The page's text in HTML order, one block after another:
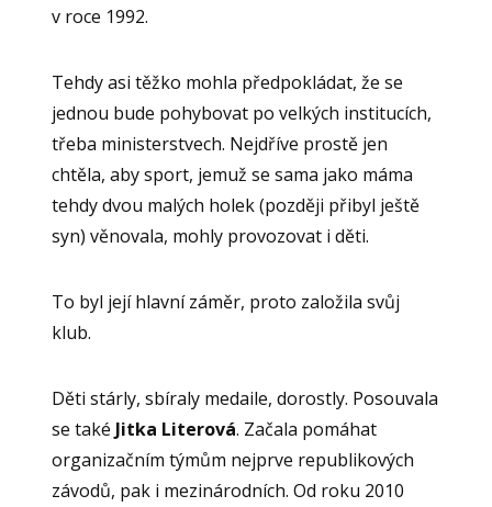
v roce 1992.
Tehdy asi těžko mohla předpokládat, že se
jednou bude pohybovat po velkých institucích,
třeba ministerstvech. Nejdříve prostě jen
chtěla, aby sport, jemuž se sama jako máma
tehdy dvou malých holek (později přibyl ještě
syn) věnovala, mohly provozovat i děti.
To byl její hlavní záměr, proto založila svůj
klub.
Děti stárly, sbíraly medaile, dorostly. Posouvala
se také Jitka Literová. Začala pomáhat
organizačním týmům nejprve republikových
závodů, pak i mezinárodních. Od roku 2010